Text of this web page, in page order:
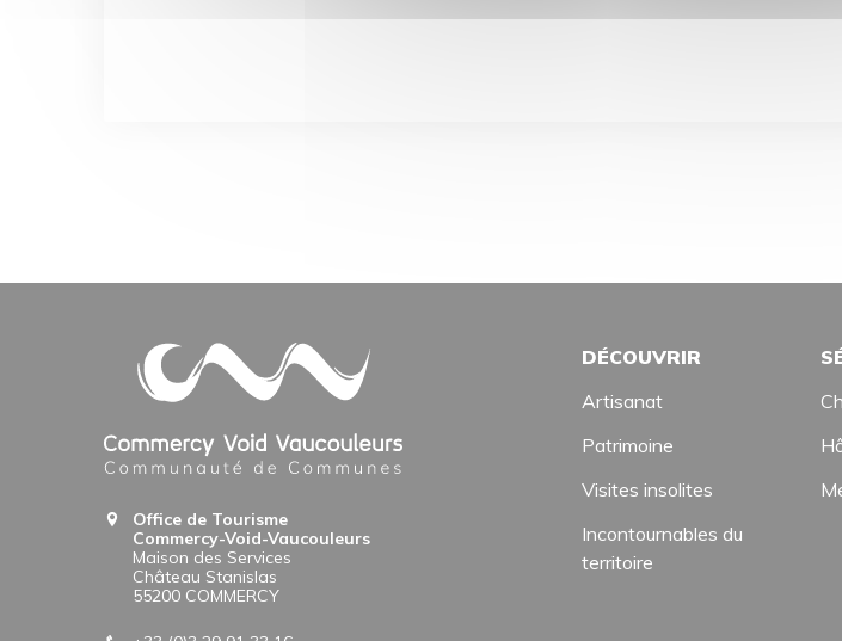
Office de Tourisme
Commercy-Void-Vaucouleurs
Maison des Services
Château Stanislas
55200 COMMERCY
DÉCOUVRIR
Artisanat
Patrimoine
Visites insolites
Incontournables du
territoire